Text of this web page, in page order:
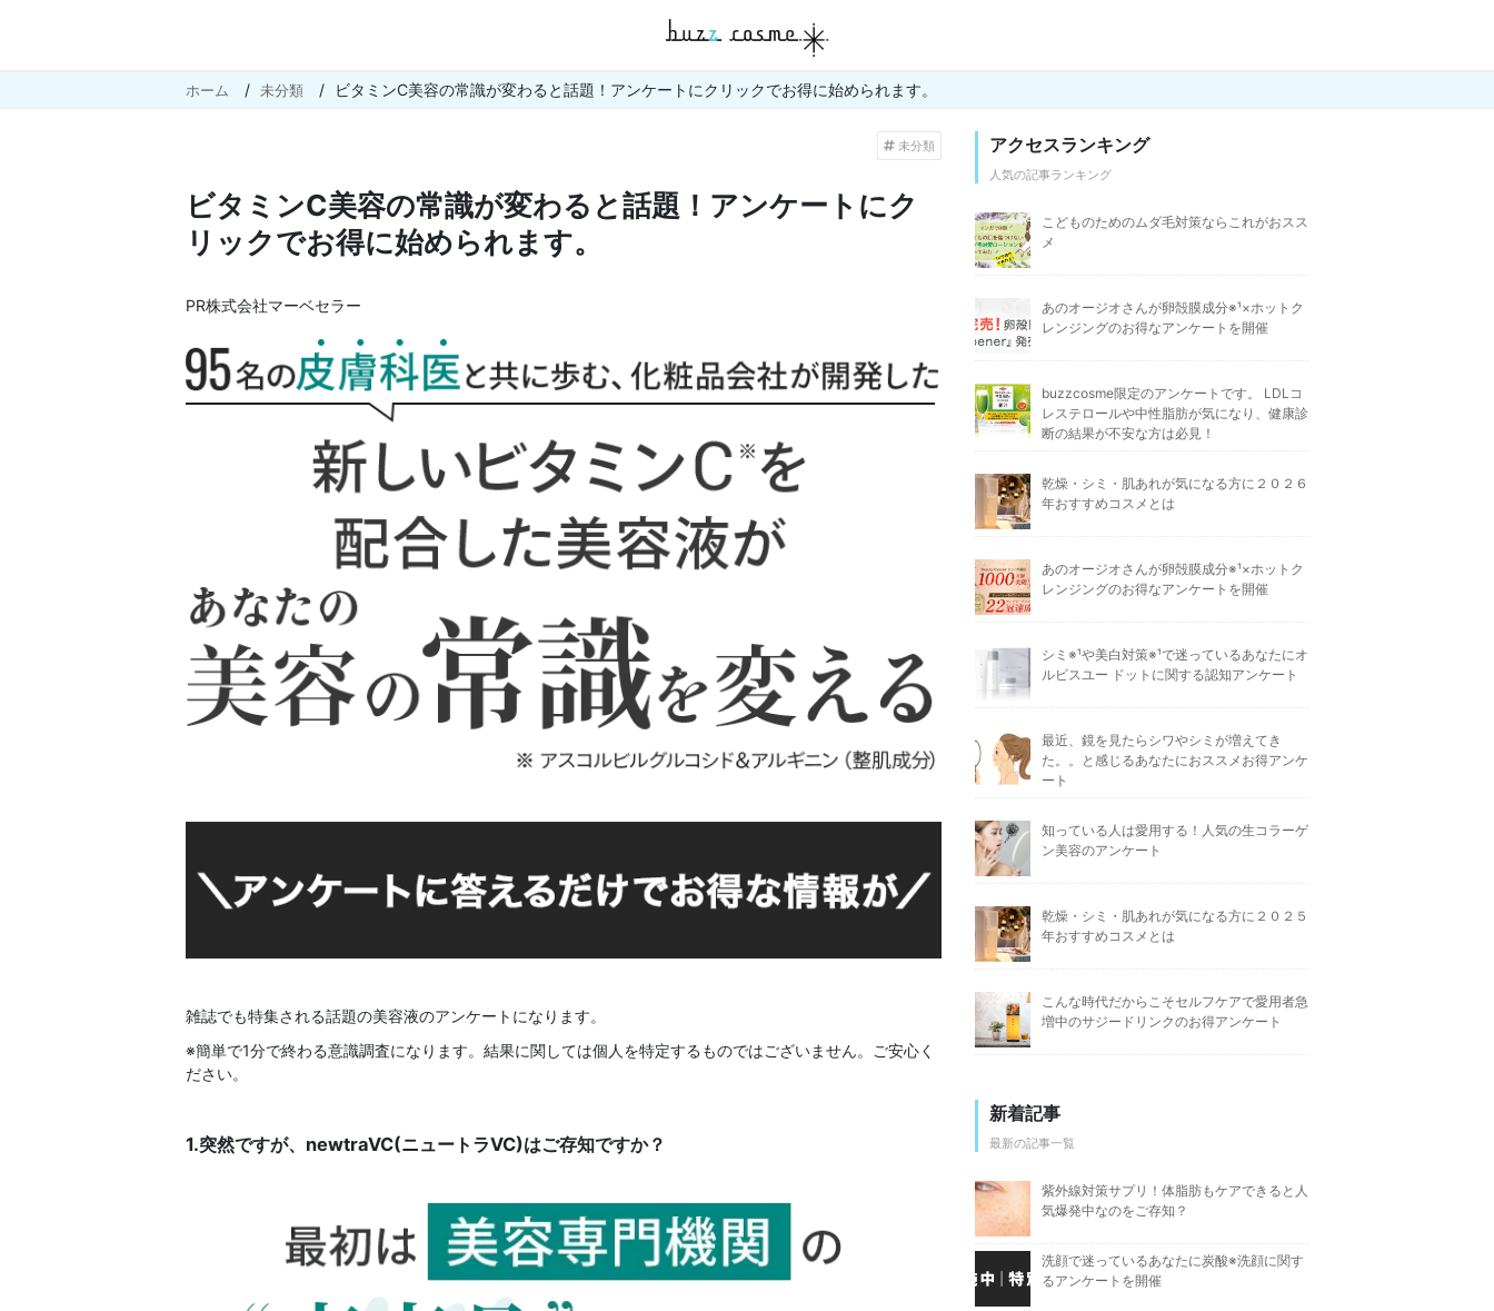
ホーム 未分類 ビタミンC美容の常識が変わると話題！アンケートにクリックでお得に始められます。
未分類
ビタミンC美容の常識が変わると話題！アンケートにク
リックでお得に始められます。
PR株式会社マーベセラー
雑誌でも特集される話題の美容液のアンケートになります。
※簡単で1分で終わる意識調査になります。結果に関しては個人を特定するものではございません。ご安心く
ださい。
1.突然ですが、newtraVC(ニュートラVC)はご存知ですか？
アクセスランキング
人気の記事ランキング
こどものためのムダ毛対策ならこれがおスス
メ
あのオージオさんが卵殻膜成分※¹×ホットク
レンジングのお得なアンケートを開催
buzzcosme限定のアンケートです。 LDLコ
レステロールや中性脂肪が気になり、健康診
断の結果が不安な方は必見！
乾燥・シミ・肌あれが気になる方に２０２６
年おすすめコスメとは
あのオージオさんが卵殻膜成分※¹×ホットク
レンジングのお得なアンケートを開催
シミ※¹や美白対策※¹で迷っているあなたにオ
ルビスユー ドットに関する認知アンケート
最近、鏡を見たらシワやシミが増えてき
た。。と感じるあなたにおススメお得アンケ
ート
知っている人は愛用する！人気の生コラーゲ
ン美容のアンケート
乾燥・シミ・肌あれが気になる方に２０２５
年おすすめコスメとは
こんな時代だからこそセルフケアで愛用者急
増中のサジードリンクのお得アンケート
新着記事
最新の記事一覧
紫外線対策サプリ！体脂肪もケアできると人
気爆発中なのをご存知？
洗顔で迷っているあなたに炭酸※洗顔に関す
るアンケートを開催